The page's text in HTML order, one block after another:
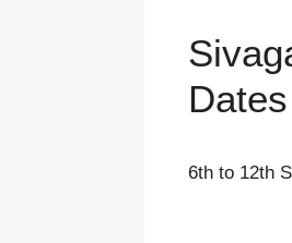
6th to 12th